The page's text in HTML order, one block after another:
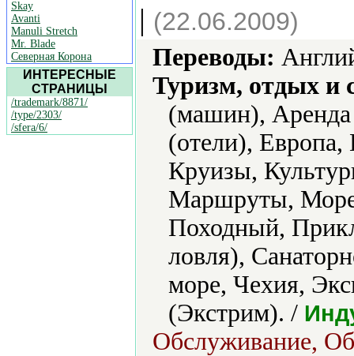
Skay
Avanti
Manuli Stretch
Mr. Blade
Северная Корона
ИНТЕРЕСНЫЕ
СТРАНИЦЫ
/trademark/8871/
/type/2303/
/sfera/6/
| (22.06.2009)
Переводы:
Туризм, отдых и
(машин),
(отели),
Круизы,
Маршруты,
Походный,
ловля),
море, Чехия,
(Экстрим). /
Обслуживание,